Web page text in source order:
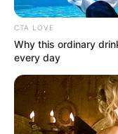
CTA LOVE
Why this ordinary
every day